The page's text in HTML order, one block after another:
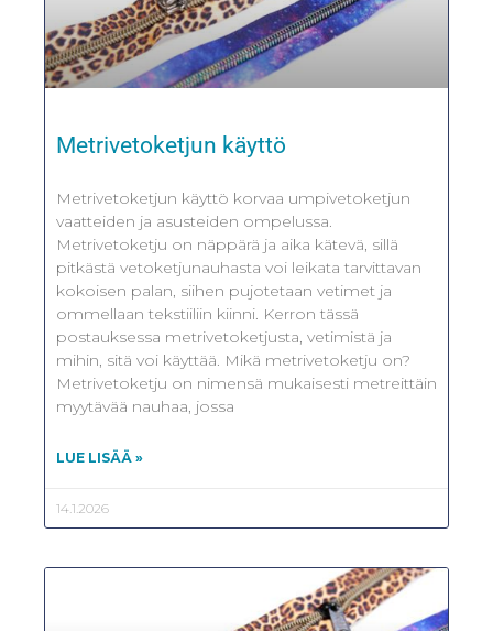
Metrivetoketjun käyttö
Metrivetoketjun käyttö korvaa umpivetoketjun
vaatteiden ja asusteiden ompelussa.
Metrivetoketju on näppärä ja aika kätevä, sillä
pitkästä vetoketjunauhasta voi leikata tarvittavan
kokoisen palan, siihen pujotetaan vetimet ja
ommellaan tekstiiliin kiinni. Kerron tässä
postauksessa metrivetoketjusta, vetimistä ja
mihin, sitä voi käyttää. Mikä metrivetoketju on?
Metrivetoketju on nimensä mukaisesti metreittäin
myytävää nauhaa, jossa
LUE LISÄÄ »
14.1.2026